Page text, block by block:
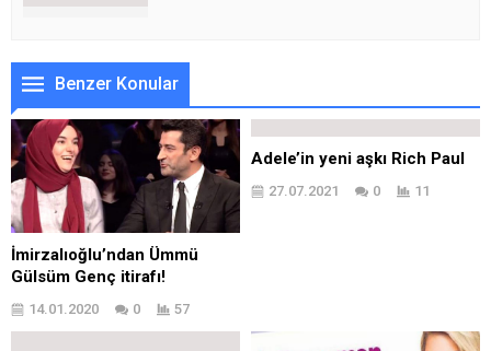
Benzer Konular
İmirzalıoğlu’ndan Ümmü
Gülsüm Genç itirafı!
14.01.2020 0 57
Adele’in yeni aşkı Rich Paul
27.07.2021 0 11